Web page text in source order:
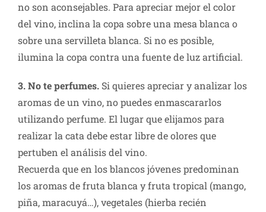
no son aconsejables. Para apreciar mejor el color
del vino, inclina la copa sobre una mesa blanca o
sobre una servilleta blanca. Si no es posible,
ilumina la copa contra una fuente de luz artificial.
3. No te perfumes. Si quieres apreciar y analizar los
aromas de un vino, no puedes enmascararlos
utilizando perfume. El lugar que elijamos para
realizar la cata debe estar libre de olores que
pertuben el análisis del vino.
Recuerda que en los blancos jóvenes predominan
los aromas de fruta blanca y fruta tropical (mango,
piña, maracuyá…), vegetales (hierba recién